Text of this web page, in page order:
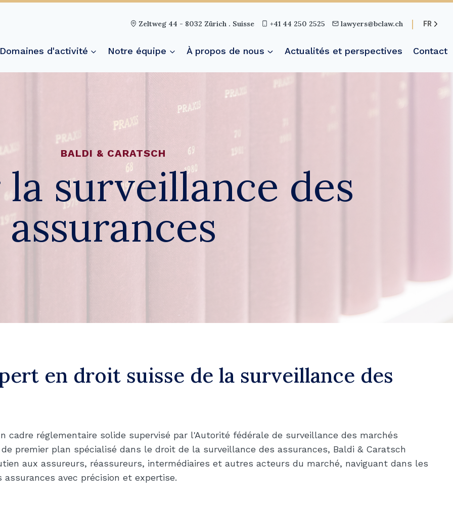
Zeltweg 44 - 8032 Zürich . Suisse +41 44 250 2525 lawyers@bclaw.ch FR
d'activité Notre équipe À propos de nous Actualités et perspectives Contact
BALDI & CARATSCH
surveillance des
assurances
en droit suisse de la surveillance des
cadre réglementaire solide supervisé par l'Autorité fédérale de surveillance des marchés
premier plan spécialisé dans le droit de la surveillance des assurances, Baldi & Caratsch
aux assureurs, réassureurs, intermédiaires et autres acteurs du marché, naviguant dans les
avec précision et expertise.